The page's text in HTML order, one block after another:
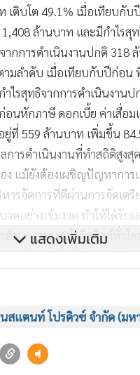
เติบโต 49.1% เมื่อเทียบกั
ล้านบาท และมีกำไรสุ
ากการดำเนินงานปกติ 318
ามลำดับ เมื่อเทียบกับปีก่อน
ไรสุทธิจากการดำเนินงานป
นหักภาษี ดอกเบี้ย ค่าเสื่อม
ยู่ที่ 559 ล้านบาท เพิ่มขึ้น
ารดำเนินงานที่ทำสถิติสูงสุ
ง แม้ยังต้องเผชิญปัญหาการ
ารจัดการที่ดีผ่านการจัดเตรี
ดอย่างเข้มงวด ทำให้ได้รับ
านการขนส่งโลจิสติกส์ทั่วโลก
ลูกค้าอย่างใกล้ชิด และมีการ
รณ์ให้อยู่ระดับคงที่ หรือดีขึ้น
จะมีแนวโน้มที่ดีขึ้นในช่วงครึ่
แสดงเพิ่มเติม
สแตนท์ โปรดิวซ์ จำกัด (มห